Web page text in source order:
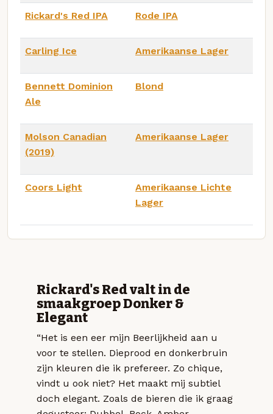
Rickard's Red IPA Rode IPA
Carling Ice Amerikaanse Lager
Bennett Dominion
Ale
Blond
Molson Canadian
(2019)
Amerikaanse Lager
Coors Light
Amerikaanse Lichte
Lager
Rickard's Red valt in de
smaakgroep Donker &
Elegant
“Het is een eer mijn Beerlijkheid aan u
voor te stellen. Dieprood en donkerbruin
zijn kleuren die ik prefereer. Zo chique,
vindt u ook niet? Het maakt mij subtiel
doch elegant. Zoals de bieren die ik graag